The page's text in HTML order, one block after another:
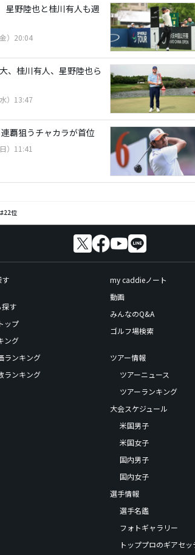
野陸也と桂川有人も週
）20:04
、桂川有人、星野陸也ら
）13:47
覇狙うチャカラが首位
）11:41
22位
す
探す
ップ
ング
ランキング
ランキング
my caddieノート
動画
みんなのQ&A
ゴルフ場検索
ツアー情報
ツアーニュース
ツアーランキング
大会スケジュール
米国男子
米国女子
国内男子
国内女子
選手情報
選手名鑑
フォトギャラリー
トッププロのギアセッ